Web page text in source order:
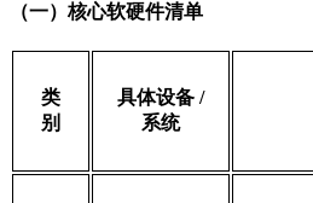
（一）核心软硬件清单
类
别
具体设备 /
系统